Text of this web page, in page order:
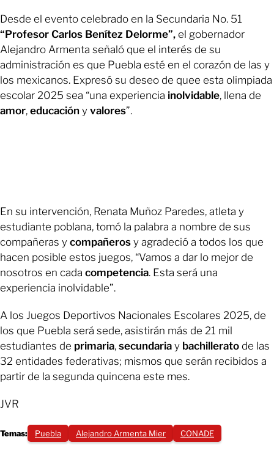
Desde el evento celebrado en la Secundaria No. 51
“Profesor Carlos Benítez Delorme”, el gobernador
Alejandro Armenta señaló que el interés de su
administración es que Puebla esté en el corazón de las y
los mexicanos. Expresó su deseo de quee esta olimpiada
escolar 2025 sea “una experiencia inolvidable, llena de
amor, educación y valores”.
En su intervención, Renata Muñoz Paredes, atleta y
estudiante poblana, tomó la palabra a nombre de sus
compañeras y compañeros y agradeció a todos los que
hacen posible estos juegos, “Vamos a dar lo mejor de
nosotros en cada competencia. Esta será una
experiencia inolvidable”.
A los Juegos Deportivos Nacionales Escolares 2025, de
los que Puebla será sede, asistirán más de 21 mil
estudiantes de primaria, secundaria y bachillerato de las
32 entidades federativas; mismos que serán recibidos a
partir de la segunda quincena este mes.
JVR
Temas: Puebla Alejandro Armenta Mier CONADE